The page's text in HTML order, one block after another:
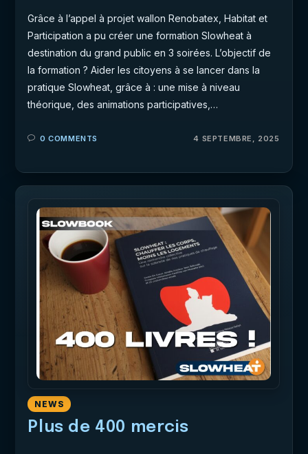
Grâce à l’appel à projet wallon Renobatex, Habitat et
Participation a pu créer une formation Slowheat à
destination du grand public en 3 soirées. L’objectif de
la formation ? Aider les citoyens à se lancer dans la
pratique Slowheat, grâce à : une mise à niveau
théorique, des animations participatives,…
0 COMMENTS 4 SEPTEMBRE, 2025
NEWS
Plus de 400 mercis